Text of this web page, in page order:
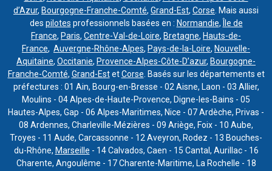
d’Azur, Bourgogne-Franche-Comté, Grand-Est, Corse . Mais aussi
des pilotes professionnels basées en : Normandie,
Île de
France, Paris, Centre-Val-de-Loire, Bretagne, Hauts-de-
France, Auvergne-Rhône-Alpes, Pays-de-la-Loire, Nouvelle-
Aquitaine, Occitanie, Provence-Alpes-Côte-D’azur, Bourgogne-
Franche-Comté, Grand-EstetCorse . Basés sur les départements et
préfectures : 01 Ain, Bourg-en-Bresse - 02 Aisne, Laon - 03 Allier,
Moulins - 04 Alpes-de-Haute-Provence, Digne-les-Bains - 05
Hautes-Alpes, Gap - 06 Alpes-Maritimes, Nice - 07 Ardèche, Privas -
08 Ardennes, Charleville-Mézières - 09 Ariège, Foix - 10 Aube,
Troyes - 11 Aude, Carcassonne - 12 Aveyron, Rodez - 13 Bouches-
du-Rhône, Marseille - 14 Calvados, Caen - 15 Cantal, Aurillac - 16
Charente, Angoulême - 17 Charente-Maritime, La Rochelle - 18